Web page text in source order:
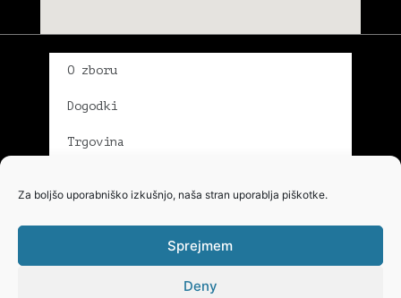
Za boljšo uporabniško izkušnjo, naša stran uporablja piškotke.
Sprejmem
Deny
O zboru
Dogodki
Trgovina